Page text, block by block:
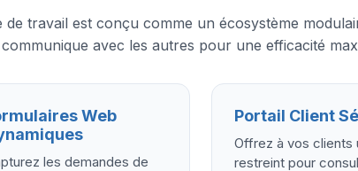
travail est conçu comme un écosystème
communique avec les autres pour une efficacité
Web
les demandes de
Portail Client
Offrez à vos clients
restreint pour